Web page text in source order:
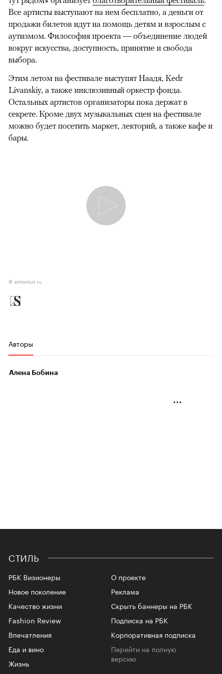
Все артисты выступают на нем бесплатно, а деньги от
продажи билетов идут на помощь детям и взрослым с
аутизмом. Философия проекта — объединение людей
вокруг искусства, доступность, принятие и свобода
выбора.
Этим летом на фестивале выступят Наадя, Kedr
Livanskiy, а также инклюзивный оркестр фонда.
Остальных артистов организаторы пока держат в
секрете. Кроме двух музыкальных сцен на фестивале
можно будет посетить маркет, лекторий, а также кафе и
бары.
© antontut.ru
Авторы
Алена Бобина
СТИЛЬ
РБК Визионеры
Новое поколение
Качество жизни
Fashion Review
Впечатления
Еда и вино
Жизнь
О проекте
Реклама
Скрыть баннеры на РБК
Подписка на РБК
Корпоративная подписка
Перейти на полную
версию